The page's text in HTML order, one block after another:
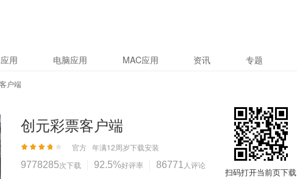
用 电脑应用 MAC应用 资讯 专题
户端
创元彩票客户端
官方 年满12周岁下载安装
9778285次下载 92.5%好评率 86771 人评论
扫码打开当前页下载